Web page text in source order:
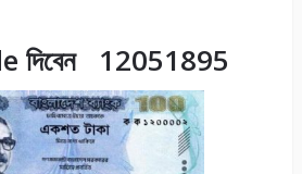
দিবেন 12051895